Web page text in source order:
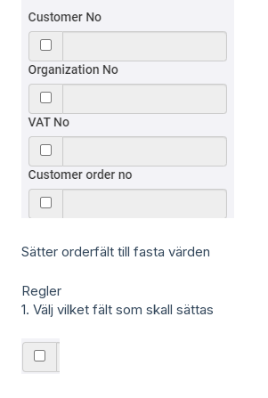
Sätter orderfält till fasta värden
Regler
1. Välj vilket fält som skall sättas